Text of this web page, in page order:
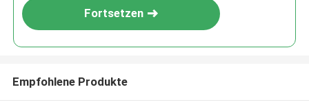
Fortsetzen
Empfohlene Produkte